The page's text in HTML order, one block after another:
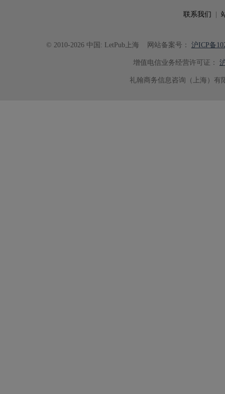
联系我们 |
© 2010-2026 中国: LetPub上海 网站备案号： 沪ICP备
增值电信业务经营许可证：
礼翰商务信息咨询（上海）